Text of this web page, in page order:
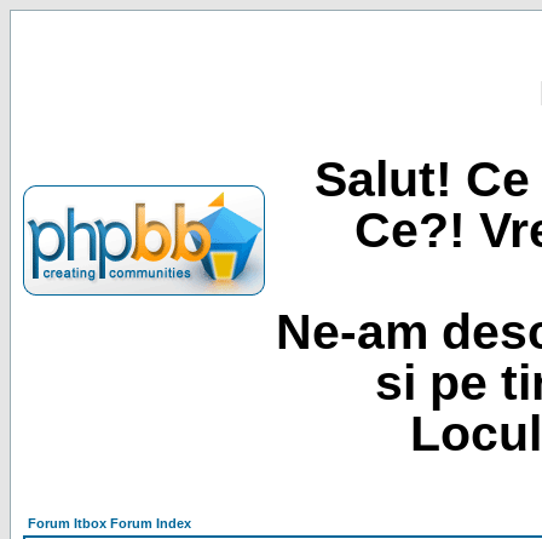
Salut!
Ce?!
Ne-am
si pe
Forum Itbox Forum Index